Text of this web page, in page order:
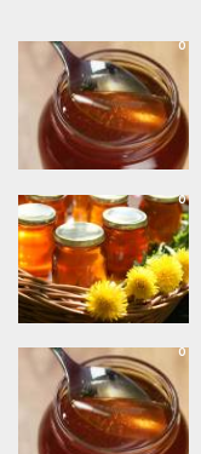
0
0
0